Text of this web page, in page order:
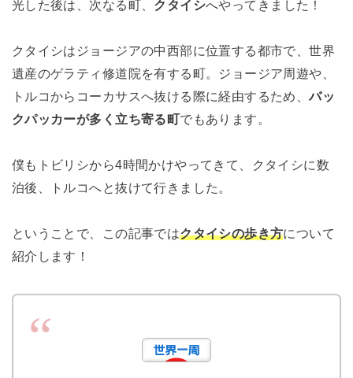
光した後は、次なる町、 クタイシへやってきました！
クタイシはジョージアの中西部に位置する都市で、世界
遺産のゲラティ修道院を有する町。ジョージア周遊や、
トルコからコーカサスへ抜ける際に経由するため、バッ
クパッカーが多く立ち寄る町でもあります。
僕もトビリシから4時間かけやってきて、クタイシに数
泊後、トルコへと抜けて行きました。
ということで、この記事ではクタイシの歩き方について
紹介します！